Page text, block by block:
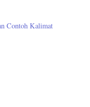
Contoh Kalimat